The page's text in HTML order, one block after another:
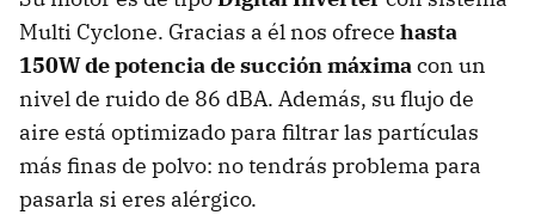
Multi Cyclone. Gracias a él nos ofrece hasta
150W de potencia de succión máximacon un
nivel de ruido de 86 dBA. Además, su flujo de
aire está optimizado para filtrar las partículas
más finas de polvo: no tendrás problema para
pasarla si eres alérgico.